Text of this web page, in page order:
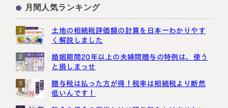
月間人気ランキング
1
土地の相続税評価額の計算を日本一わかりやす
く解説しました
2
婚姻期間20年以上の夫婦間贈与の特例は、使う
と損しまっせ
3
贈与税は払った方が得！税率は相続税より断然
低いんです！